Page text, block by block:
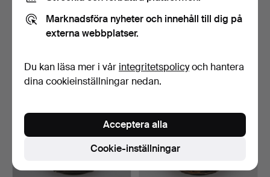
Klubbades 21 feb 2026
13 bud
108 USD
Marknadsföra nyheter och innehåll till dig på
externa webbplatser.
Du kan läsa mer i vår integritetspolicyoch hantera
dina cookieinställningar nedan.
Cookie-inställningar
Acceptera alla